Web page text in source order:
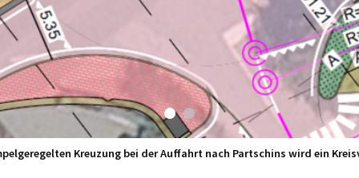
Skizze der geplanten neuen Rad- und Fußgängerunterführung auf der